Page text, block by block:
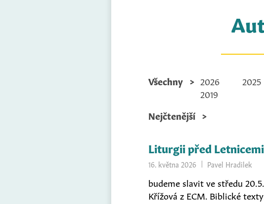
Všechny 2026 2025
2019
Nejčtenější
Liturgii před Letnicemi
16. května 2026 Pavel Hradilek
budeme slavit ve středu
Křížová z ECM. Biblické